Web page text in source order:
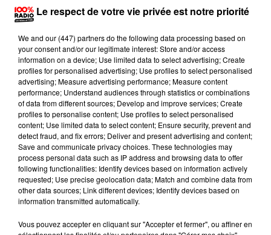
Lecture (4 min 10 sec)
100%
Le respect de votre vie privée est notre priorité
We and our (447) partnersdo the following data processing based on
your consent and/or our legitimate interest: Store and/or access
information on a device; Use limited data to select advertising; Create
profiles for personalised advertising; Use profiles to select personalised
advertising; Measure advertising performance; Measure content
performance; Understand audiences through statistics or combinations
of data from different sources; Develop and improve services; Create
profiles to personalise content; Use profiles to select personalised
content; Use limited data to select content; Ensure security, prevent and
detect fraud, and fix errors; Deliver and present advertising and content;
Save and communicate privacy choices. These technologies may
process personal data such as IP address and browsing data to offer
following functionalities: Identify devices based on information actively
requested; Use precise geolocation data; Match and combine data from
other data sources; Link different devices; Identify devices based on
information transmitted automatically.
Vous pouvez accepter en cliquant sur "Accepter et fermer", ou affiner en